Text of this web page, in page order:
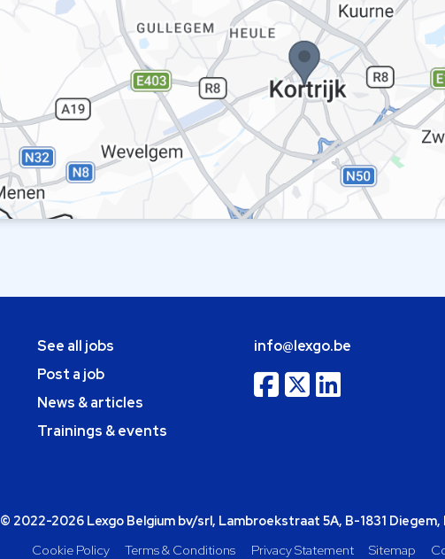
See all jobs
Post a job
News & articles
Trainings & events
info@lexgo.be
© 2022-2026 Lexgo Belgium bv/srl, Lambroekstraat 5A, B-1831 Diegem,
Cookie Policy
Terms & Conditions Privacy Statement Sitemap